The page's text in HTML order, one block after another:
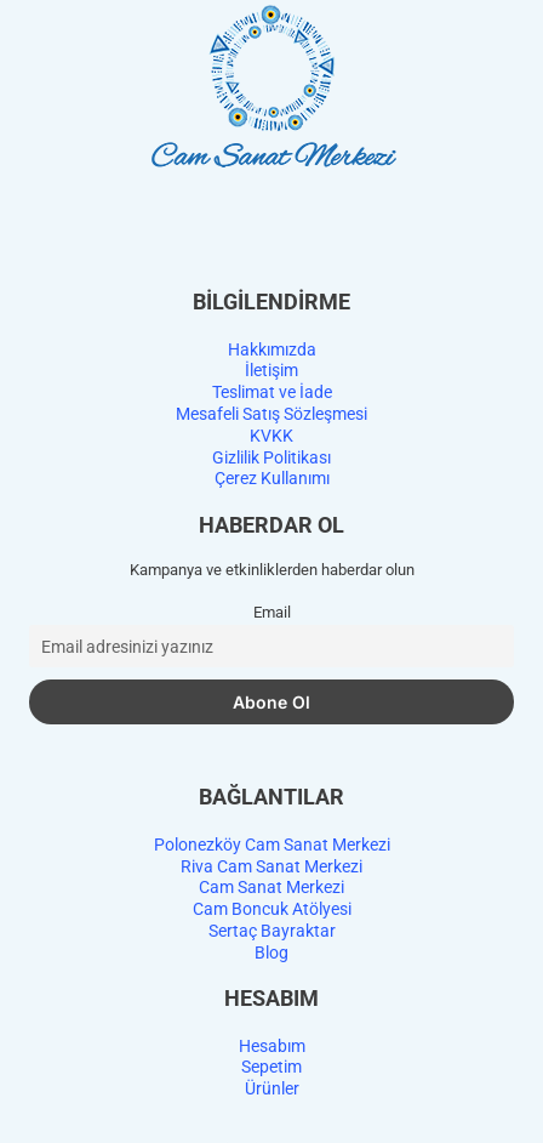
BİLGİLENDİRME
Hakkımızda
İletişim
Teslimat ve İade
Mesafeli Satış Sözleşmesi
KVKK
Gizlilik Politikası
Çerez Kullanımı
HABERDAR OL
Kampanya ve etkinliklerden haberdar olun
Email
BAĞLANTILAR
Polonezköy Cam Sanat Merkezi
Riva Cam Sanat Merkezi
Cam Sanat Merkezi
Cam Boncuk Atölyesi
Sertaç Bayraktar
Blog
HESABIM
Hesabım
Sepetim
Ürünler